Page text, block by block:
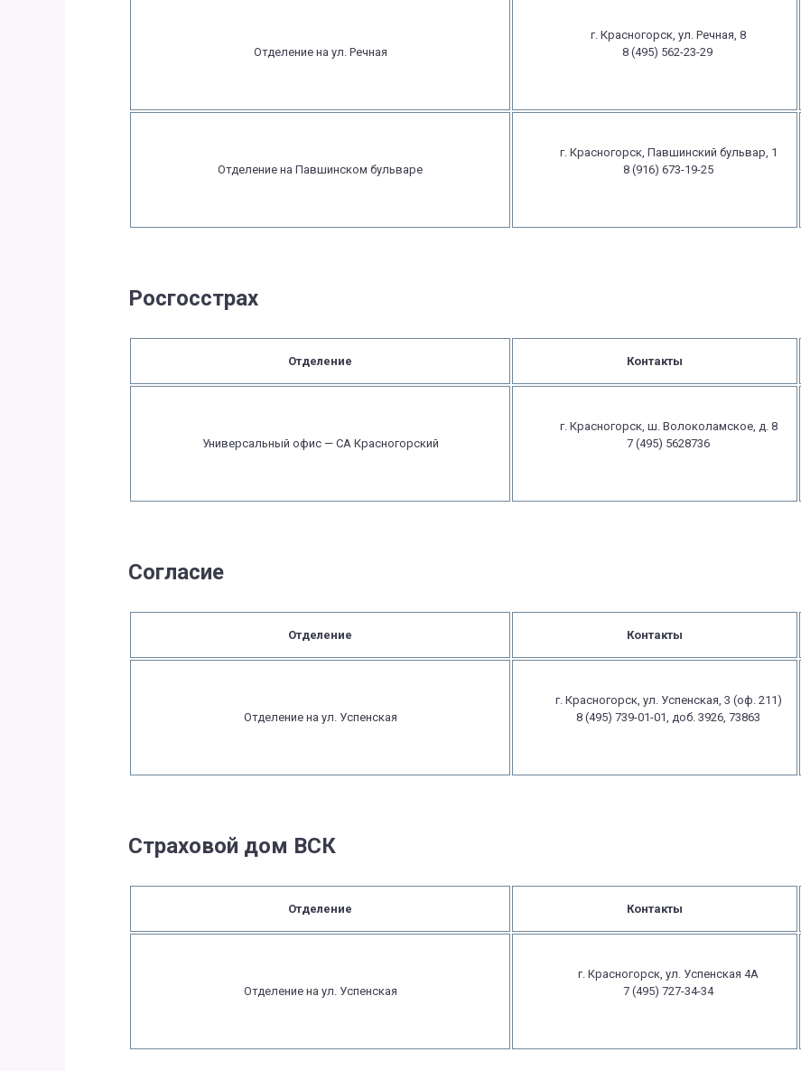
Отделение на ул. Речная
г. Красногорск, ул. Речная, 8
8 (495) 562-23-29
Отделение на Павшинском бульваре
г. Красногорск, Павшинский бульвар, 1
8 (916) 673-19-25
Росгосстрах
Отделение Контакты
Универсальный офис — СА Красногорский
г. Красногорск, ш. Волоколамское, д. 8
7 (495) 5628736
Согласие
Отделение Контакты
Отделение на ул. Успенская
г. Красногорск, ул. Успенская, 3 (оф. 211)
8 (495) 739-01-01, доб. 3926, 73863
Страховой дом ВСК
Отделение Контакты
Отделение на ул. Успенская
г. Красногорск, ул. Успенская 4А
7 (495) 727-34-34